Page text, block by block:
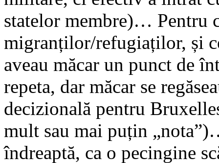
statelor membre)… Pentru
migranților/refugiaților, și
aveau măcar un punct de
repeta, dar măcar se
decizională pentru
mult sau mai puțin
îndreaptă, ca o pecingine